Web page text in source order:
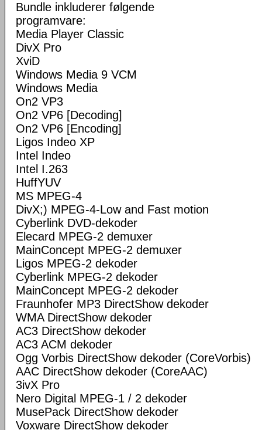
Bundle inkluderer følgende
programvare:
Media Player Classic
DivX Pro
XviD
Windows Media 9 VCM
Windows Media
On2 VP3
On2 VP6 [Decoding]
On2 VP6 [Encoding]
Ligos Indeo XP
Intel Indeo
Intel I.263
HuffYUV
MS MPEG-4
DivX;) MPEG-4-Low and Fast motion
Cyberlink DVD-dekoder
Elecard MPEG-2 demuxer
MainConcept MPEG-2 demuxer
Ligos MPEG-2 dekoder
Cyberlink MPEG-2 dekoder
MainConcept MPEG-2 dekoder
Fraunhofer MP3 DirectShow dekoder
WMA DirectShow dekoder
AC3 DirectShow dekoder
AC3 ACM dekoder
Ogg Vorbis DirectShow dekoder (CoreVorbis)
AAC DirectShow dekoder (CoreAAC)
3ivX Pro
Nero Digital MPEG-1 / 2 dekoder
MusePack DirectShow dekoder
Voxware DirectShow dekoder